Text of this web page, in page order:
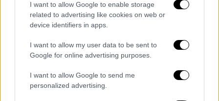
I want to allow Google to enable storage
related to advertising like cookies on web or
device identifiers in apps.
I want to allow my user data to be sent to
Google for online advertising purposes.
I want to allow Google to send me
personalized advertising.
Στην τελική ευθεία για την πέμπτη
αξιολόγηση - Στην Αθήνα οι θεσμοί
Πρόκειται για μια κίνηση που καλώς
εχόντων των πραγμάτων, στις αγορές, δεν
φαίνεται να αργεί καθώς μόλις βρεθεί
παράθυρο ασφαλείας, είναι όλα έτοιμα για